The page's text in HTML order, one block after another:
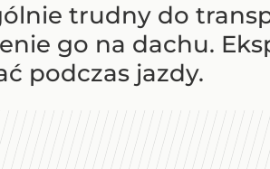
trudny do
go na dachu.
podczas jazdy.